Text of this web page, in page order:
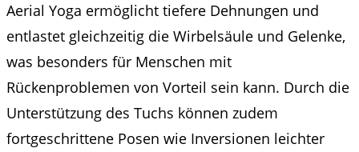
Aerial Yoga ermöglicht tiefere Dehnungen und
entlastet gleichzeitig die Wirbelsäule und Gelenke,
was besonders für Menschen mit
Rückenproblemen von Vorteil sein kann. Durch die
Unterstützung des Tuchs können zudem
fortgeschrittene Posen wie Inversionen leichter